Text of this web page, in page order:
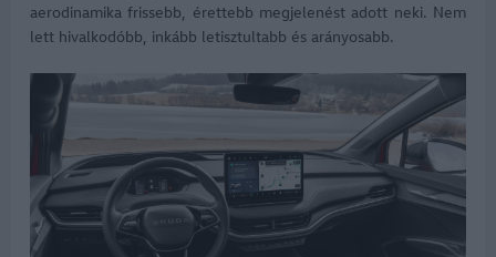
aerodinamika frissebb, érettebb megjelenést adott neki. Nem
lett hivalkodóbb, inkább letisztultabb és arányosabb.